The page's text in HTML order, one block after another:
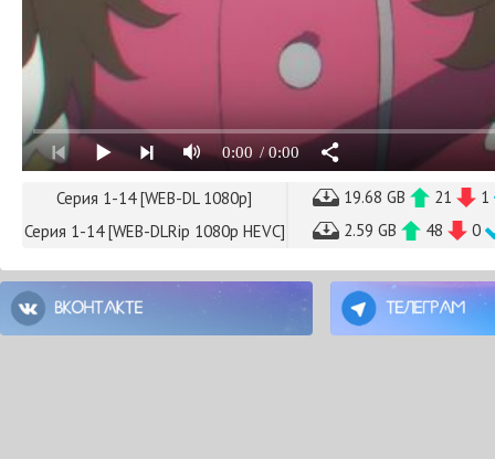
0:00 / 0:00
Серия 1-14 [WEB-DL 1080p] 19.68 GB 21
1
Серия 1-14 [WEB-DLRip 1080p HEVC]
2.59 GB 48 0